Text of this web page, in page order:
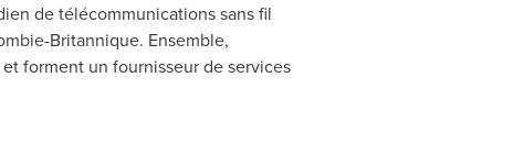
de télécommunications sans fil
Britannique. Ensemble,
forment un fournisseur de services